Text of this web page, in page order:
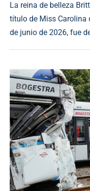
La reina de belleza
título de Miss Carolina
de junio de 2026, fue